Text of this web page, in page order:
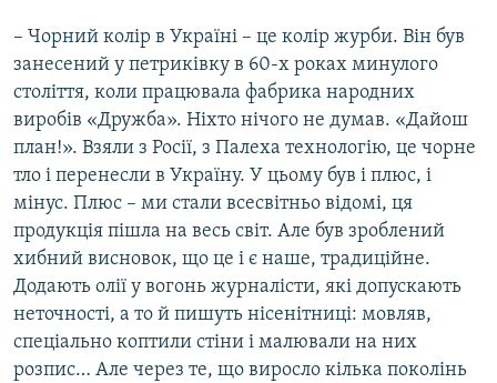
– Чорний колір в Україні – це колір журби. Він був
занесений у петриківку в 60-х роках минулого
століття, коли працювала фабрика народних
виробів «Дружба». Ніхто нічого не думав. «Дайош
план!». Взяли з Росії, з Палеха технологію, це чорне
тло і перенесли в Україну. У цьому був і плюс, і
мінус. Плюс – ми стали всесвітньо відомі, ця
продукція пішла на весь світ. Але був зроблений
хибний висновок, що це і є наше, традиційне.
Додають олії у вогонь журналісти, які допускають
неточності, а то й пишуть нісенітниці: мовляв,
спеціально коптили стіни і малювали на них
розпис… Але через те, що виросло кілька поколінь